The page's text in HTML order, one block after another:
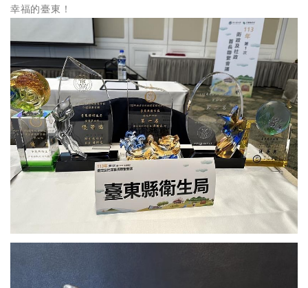
幸福的臺東！